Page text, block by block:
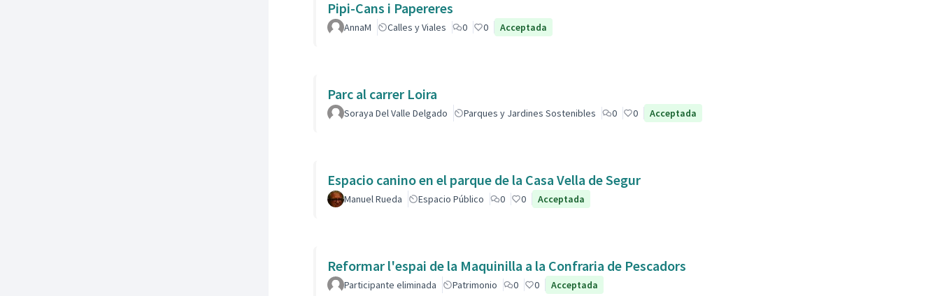
Pipi-Cans i Papereres
AnnaM Calles y Viales 0 0 Acceptada
Parc al carrer Loira
Soraya Del Valle Delgado Parques y Jardines Sostenibles 0 0 Acceptada
Espacio canino en el parque de la Casa Vella de Segur
Manuel Rueda Espacio Público 0 0 Acceptada
Reformar l'espai de la Maquinilla a la Confraria de Pescadors
Participante eliminada Patrimonio 0 0 Acceptada